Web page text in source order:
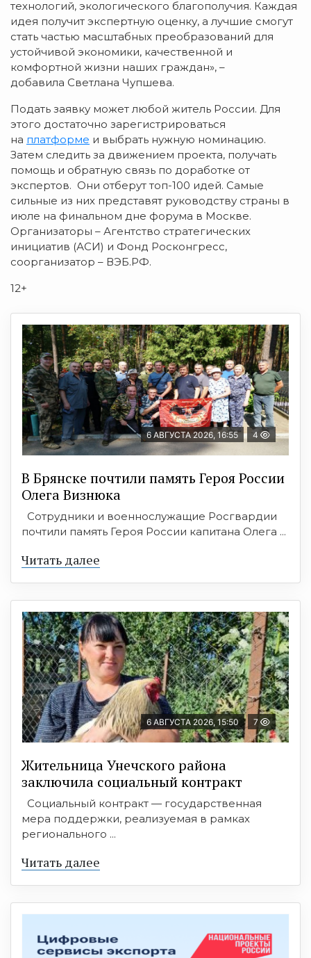
технологий, экологического благополучия. Каждая
идея получит экспертную оценку, а лучшие смогут
стать частью масштабных преобразований для
устойчивой экономики, качественной и
комфортной жизни наших граждан», –
добавила Светлана Чупшева.
Подать заявку может любой житель России. Для
этого достаточно зарегистрироваться
на платформе и выбрать нужную номинацию.
Затем следить за движением проекта, получать
помощь и обратную связь по доработке от
экспертов. Они отберут топ-100 идей. Самые
сильные из них представят руководству страны в
июле на финальном дне форума в Москве.
Организаторы – Агентство стратегических
инициатив (АСИ) и Фонд Росконгресс,
соорганизатор – ВЭБ.РФ.
12+
6 АВГУСТА 2026, 16:55 4
В Брянске почтили память Героя России
Олега Визнюка
Сотрудники и военнослужащие Росгвардии
почтили память Героя России капитана Олега ...
Читать далее
6 АВГУСТА 2026, 15:50 7
Жительница Унечского района
заключила социальный контракт
Социальный контракт — государственная
мера поддержки, реализуемая в рамках
регионального ...
Читать далее